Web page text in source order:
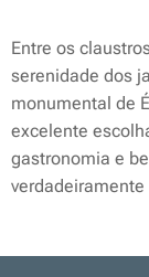
Entre os
serenidade dos
monumental de
excelente
gastronomia e